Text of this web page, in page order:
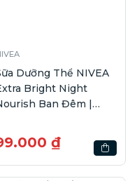
Dưỡng Thể NIVEA
Bright Night
Ban Đêm |
₫